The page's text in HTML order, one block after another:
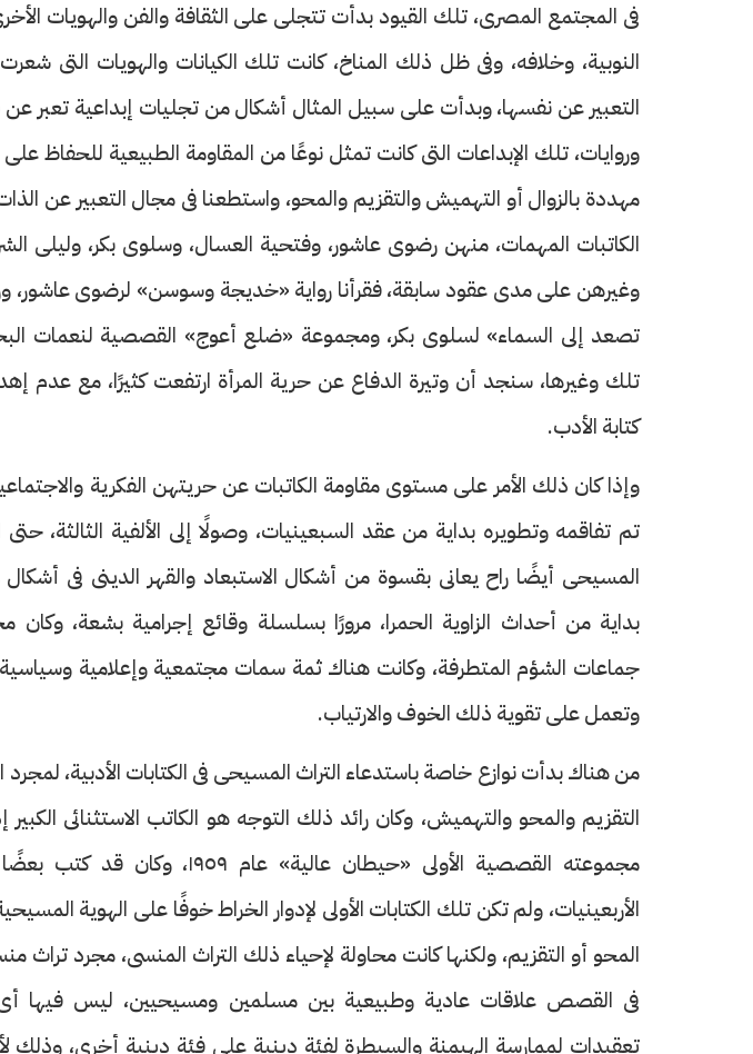
فى المجتمع المصرى، تلك القيود بدأت تتجلى على الثقافة والفن والهويات
النوبية، وخلافه، وفى ظل ذلك المناخ، كانت تلك الكيانات والهويات التى
التعبير عن نفسها، وبدأت على سبيل المثال أشكال من تجليات إبداعية
وروايات، تلك الإبداعات التى كانت تمثل نوعًا من المقاومة الطبيعية للحفاظ
مهددة بالزوال أو التهميش والتقزيم والمحو، واستطعنا فى مجال التعبير عن
الكاتبات المهمات، منهن رضوى عاشور، وفتحية العسال، وسلوى بكر، وليلى
وغيرهن على مدى عقود سابقة، فقرأنا رواية «خديجة وسوسن» لرضوى عاشور،
تصعد إلى السماء» لسلوى بكر، ومجموعة «ضلع أعوج» القصصية لنعمات
تلك وغيرها، سنجد أن وتيرة الدفاع عن حرية المرأة ارتفعت كثيرًا، مع عدم
كتابة الأدب.
وإذا كان ذلك الأمر على مستوى مقاومة الكاتبات عن حريتهن الفكرية
تم تفاقمه وتطويره بداية من عقد السبعينيات، وصولًا إلى الألفية الثالثة،
المسيحى أيضًا راح يعانى بقسوة من أشكال الاستبعاد والقهر الدينى فى أشكال
بداية من أحداث الزاوية الحمرا، مرورًا بسلسلة وقائع إجرامية بشعة، وكان
جماعات الشؤم المتطرفة، وكانت هناك ثمة سمات مجتمعية وإعلامية
وتعمل على تقوية ذلك الخوف والارتياب.
من هناك بدأت نوازع خاصة باستدعاء التراث المسيحى فى الكتابات الأدبية،
التقزيم والمحو والتهميش، وكان رائد ذلك التوجه هو الكاتب الاستثنائى الكبير
مجموعته القصصية الأولى «حيطان عالية»
الأربعينيات، ولم تكن تلك الكتابات الأولى لإدوار الخراط خوفًا على الهوية
المحو أو التقزيم، ولكنها كانت محاولة لإحياء ذلك التراث المنسى، مجرد تراث
فى القصص علاقات عادية وطبيعية بين مسلمين ومسيحيين، ليس فيها أى
تعقيدات لممارسة الهيمنة والسيطرة لفئة دينية على فئة دينية أخرى،